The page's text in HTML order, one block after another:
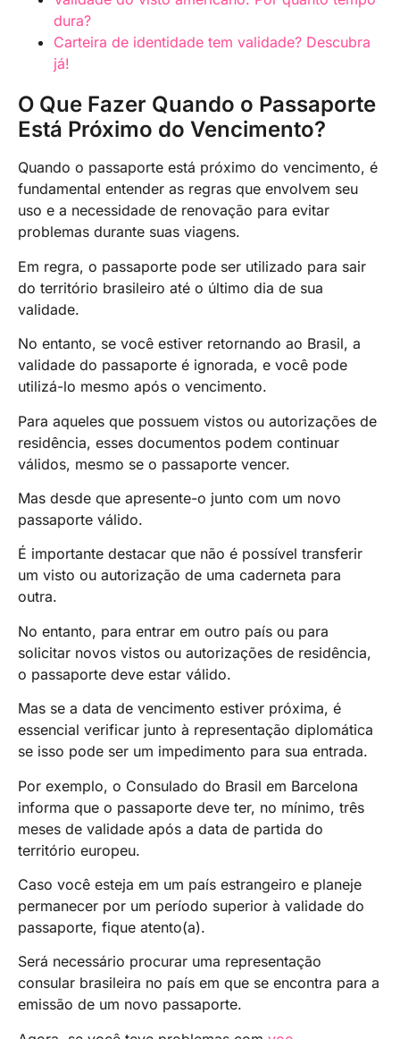
dura?
Carteira de identidade tem validade? Descubra
já!
O Que Fazer Quando o Passaporte
Está Próximo do Vencimento?
Quando o passaporte está próximo do vencimento, é
fundamental entender as regras que envolvem seu
uso e a necessidade de renovação para evitar
problemas durante suas viagens.
Em regra, o passaporte pode ser utilizado para sair
do território brasileiro até o último dia de sua
validade.
No entanto, se você estiver retornando ao Brasil, a
validade do passaporte é ignorada, e você pode
utilizá-lo mesmo após o vencimento.
Para aqueles que possuem vistos ou autorizações de
residência, esses documentos podem continuar
válidos, mesmo se o passaporte vencer.
Mas desde que apresente-o junto com um novo
passaporte válido.
É importante destacar que não é possível transferir
um visto ou autorização de uma caderneta para
outra.
No entanto, para entrar em outro país ou para
solicitar novos vistos ou autorizações de residência,
o passaporte deve estar válido.
Mas se a data de vencimento estiver próxima, é
essencial verificar junto à representação diplomática
se isso pode ser um impedimento para sua entrada.
Por exemplo, o Consulado do Brasil em Barcelona
informa que o passaporte deve ter, no mínimo, três
meses de validade após a data de partida do
território europeu.
Caso você esteja em um país estrangeiro e planeje
permanecer por um período superior à validade do
passaporte, fique atento(a).
Será necessário procurar uma representação
consular brasileira no país em que se encontra para a
emissão de um novo passaporte.